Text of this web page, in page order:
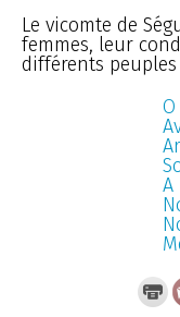
Le vicomte de
femmes, leur
différents peuples
A